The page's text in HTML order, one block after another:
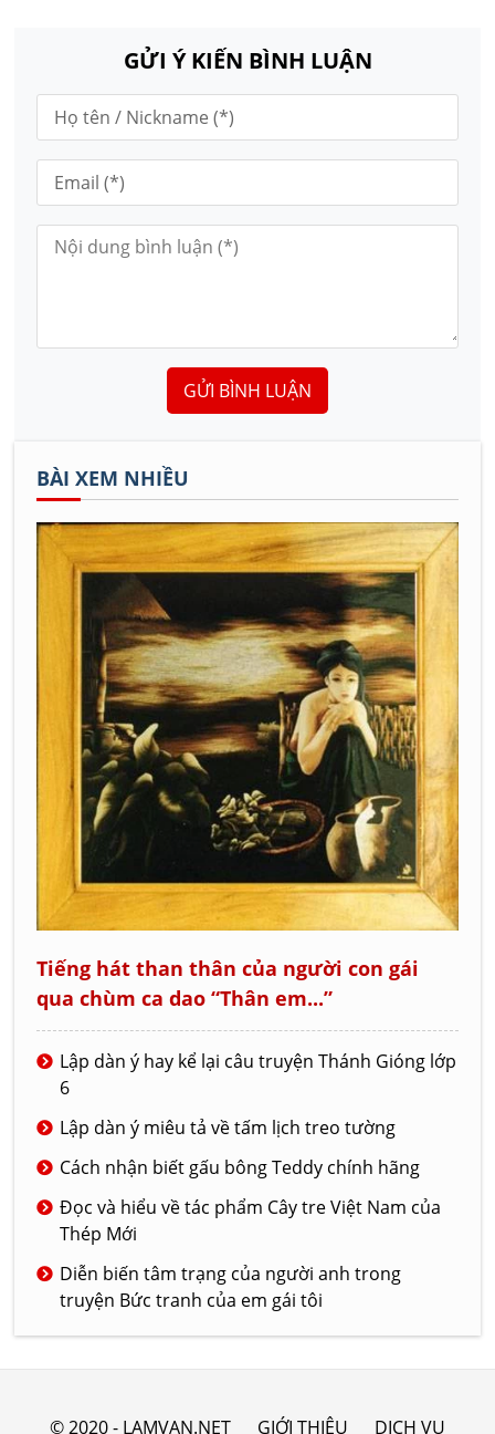
GỬI Ý KIẾN BÌNH LUẬN
GỬI BÌNH LUẬN
BÀI XEM NHIỀU
Tiếng hát than thân của người con gái
qua chùm ca dao “Thân em...”
Lập dàn ý hay kể lại câu truyện Thánh Gióng lớp
6
Lập dàn ý miêu tả về tấm lịch treo tường
Cách nhận biết gấu bông Teddy chính hãng
Đọc và hiểu về tác phẩm Cây tre Việt Nam của
Thép Mới
Diễn biến tâm trạng của người anh trong
truyện Bức tranh của em gái tôi
© 2020 - LAMVAN.NET GIỚI THIỆU DỊCH VỤ